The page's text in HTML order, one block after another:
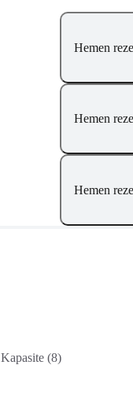
Kapasite (8)
Hemen
Hemen
Hemen